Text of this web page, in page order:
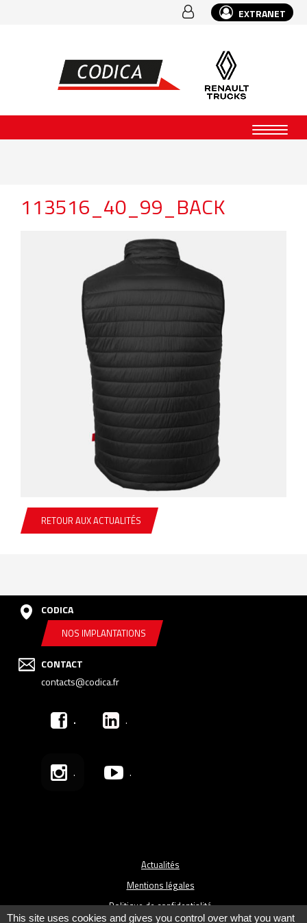
EXTRANET
113516_40_99_BACK
RETOUR AUX ACTUALITÉS
CODICA
NOS IMPLANTATIONS
CONTACT
contacts@codica.fr
. .
. .
Actualités
Mentions légales
Politique de confidentialité
This site uses cookies and gives you control over what you want